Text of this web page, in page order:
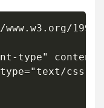
type"
css"